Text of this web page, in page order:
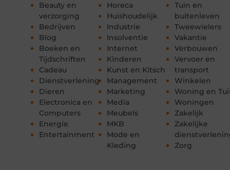
Beauty en
verzorging
Bedrijven
Blog
Boeken en
Tijdschriften
Cadeau
Dienstverlening
Dieren
Electronica en
Computers
Energie
Entertainment
Horeca
Huishoudelijk
Industrie
Insolventie
Internet
Kinderen
Kunst en Kitsch
Management
Marketing
Media
Meubels
MKB
Mode en
Kleding
Tuin en
buitenleven
Tweewielers
Vakantie
Verbouwen
Vervoer en
transport
Winkelen
Woning en
Woningen
Zakelijk
Zakelijke
Zorg